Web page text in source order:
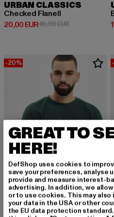
URBAN CLASSICS
Checked Flanell
20,00 EUR
Derzeitiger Preis: 20,00 EUR
49,99 EURAktionspreis:
-20%
URBAN CLASSICS
Basic
GREAT TO
HERE!
DefShop uses cookies to
save your preferences, analyse
provide and measure interest-
advertising. In addition, we
or to use cookies. This may
your data in the USA or other
the EU data protection